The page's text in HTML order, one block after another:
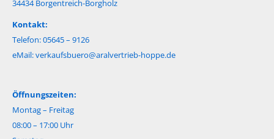
34434 Borgentreich-Borgholz
Kontakt:
Telefon: 05645 – 9126
eMail:verkaufsbuero@aralvertrieb-hoppe.de
Öffnungszeiten:
Montag – Freitag
08:00 – 17:00 Uhr